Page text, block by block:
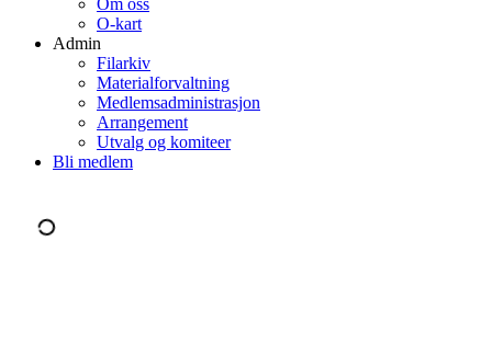
O-kart
Admin
Filarkiv
Materialforvaltning
Medlemsadministrasjon
Arrangement
Utvalg og komiteer
Bli medlem